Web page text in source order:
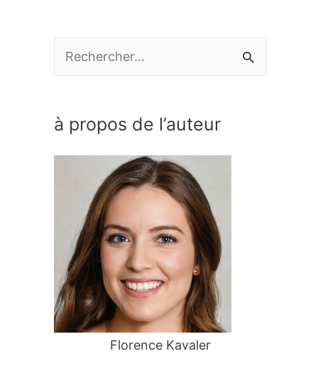
h
:
à propos de l’auteur
Florence Kavaler